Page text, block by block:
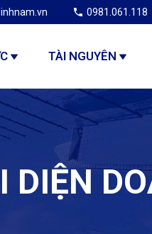
0981.061.118
TÀI NGUYÊN